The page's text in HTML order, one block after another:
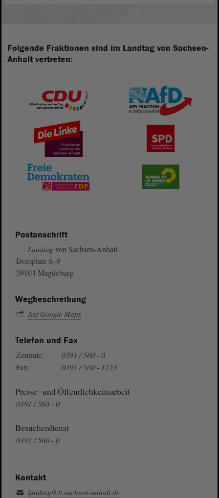
Folgende Fraktionen sind im Landtag von Sachsen-
Anhalt vertreten:
Postanschrift
Landtag von Sachsen-Anhalt
Domplatz 6–9
39104 Magdeburg
Wegbeschreibung
Auf Google Maps
Telefon und Fax
Zentrale:
0391 / 560 - 0
Fax:
0391 / 560 - 1123
Presse- und Öffentlichkeitsarbeit
0391 / 560 - 0
Besucherdienst
0391 / 560 - 0
Kontakt
landtag@lt.sachsen-anhalt.de